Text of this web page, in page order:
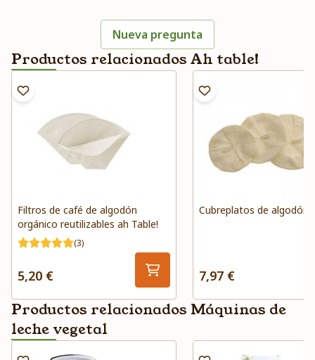
Nueva pregunta
Productos relacionados Ah table!
Filtros de café de algodón
orgánico reutilizables ah Table!
(3)
5,20 €
Cubreplatos de algodón
7,97 €
Productos relacionados Máquinas de
leche vegetal